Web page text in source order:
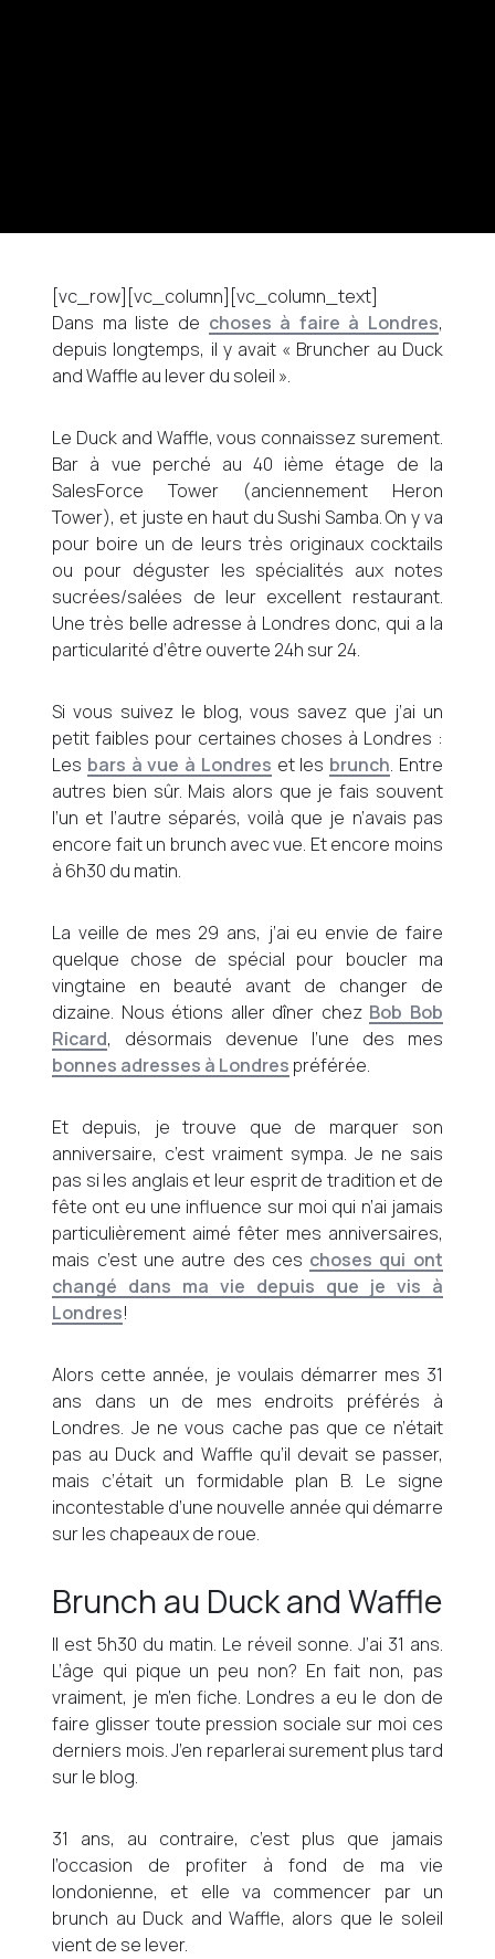
[vc_row][vc_column][vc_column_text]
Dans ma liste de choses à faire à Londres,
depuis longtemps, il y avait « Bruncher au Duck
and Waffle au lever du soleil ».
Le Duck and Waffle, vous connaissez surement.
Bar à vue perché au 40 ième étage de la
SalesForce Tower (anciennement Heron
Tower), et juste en haut du Sushi Samba. On y va
pour boire un de leurs très originaux cocktails
ou pour déguster les spécialités aux notes
sucrées/salées de leur excellent restaurant.
Une très belle adresse à Londres donc, qui a la
particularité d’être ouverte 24h sur 24.
Si vous suivez le blog, vous savez que j’ai un
petit faibles pour certaines choses à Londres :
Les bars à vue à Londres et les brunch. Entre
autres bien sûr. Mais alors que je fais souvent
l’un et l’autre séparés, voilà que je n’avais pas
encore fait un brunch avec vue. Et encore moins
à 6h30 du matin.
La veille de mes 29 ans, j’ai eu envie de faire
quelque chose de spécial pour boucler ma
vingtaine en beauté avant de changer de
dizaine. Nous étions aller dîner chez Bob Bob
Ricard, désormais devenue l’une des mes
bonnes adresses à Londres préférée.
Et depuis, je trouve que de marquer son
anniversaire, c’est vraiment sympa. Je ne sais
pas si les anglais et leur esprit de tradition et de
fête ont eu une influence sur moi qui n’ai jamais
particulièrement aimé fêter mes anniversaires,
mais c’est une autre des ces choses qui ont
changé dans ma vie depuis que je vis à
Londres!
Alors cette année, je voulais démarrer mes 31
ans dans un de mes endroits préférés à
Londres. Je ne vous cache pas que ce n’était
pas au Duck and Waffle qu’il devait se passer,
mais c’était un formidable plan B. Le signe
incontestable d’une nouvelle année qui démarre
sur les chapeaux de roue.
Brunch au Duck and Waffle
Il est 5h30 du matin. Le réveil sonne. J’ai 31 ans.
L’âge qui pique un peu non? En fait non, pas
vraiment, je m’en fiche. Londres a eu le don de
faire glisser toute pression sociale sur moi ces
derniers mois. J’en reparlerai surement plus tard
sur le blog.
31 ans, au contraire, c’est plus que jamais
l’occasion de profiter à fond de ma vie
londonienne, et elle va commencer par un
brunch au Duck and Waffle, alors que le soleil
vient de se lever.